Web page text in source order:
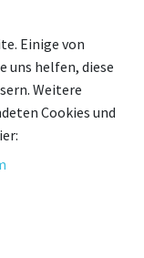
Einige von
uns helfen, diese
Weitere
Cookies und